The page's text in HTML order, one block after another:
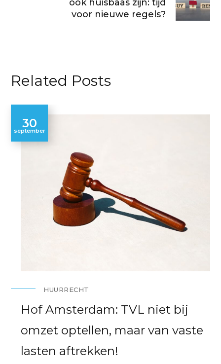
ook huisbaas zijn: tijd
voor nieuwe regels?
Related Posts
30
september
HUURRECHT
Hof Amsterdam: TVL niet bij
omzet optellen, maar van vaste
lasten aftrekken!